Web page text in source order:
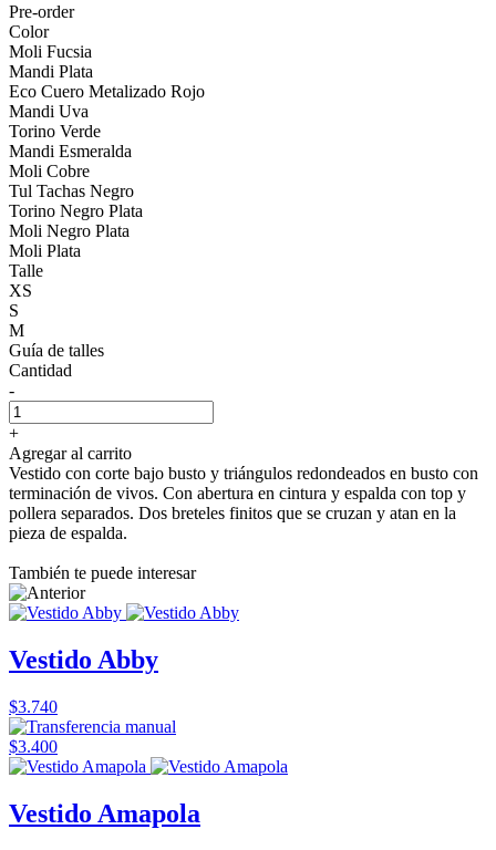
Pre-order
Color
Moli Fucsia
Mandi Plata
Eco Cuero Metalizado Rojo
Mandi Uva
Torino Verde
Mandi Esmeralda
Moli Cobre
Tul Tachas Negro
Torino Negro Plata
Moli Negro Plata
Moli Plata
Talle
XS
S
M
Guía de talles
Cantidad
-
+
Agregar al carrito
Vestido con corte bajo busto y triángulos redondeados en busto con
terminación de vivos. Con abertura en cintura y espalda con top y
pollera separados. Dos breteles finitos que se cruzan y atan en la
pieza de espalda.
También te puede interesar
Vestido Abby
$3.740
$3.400
Vestido Amapola